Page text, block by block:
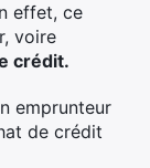
effet, ce
voire
crédit.
emprunteur
de crédit